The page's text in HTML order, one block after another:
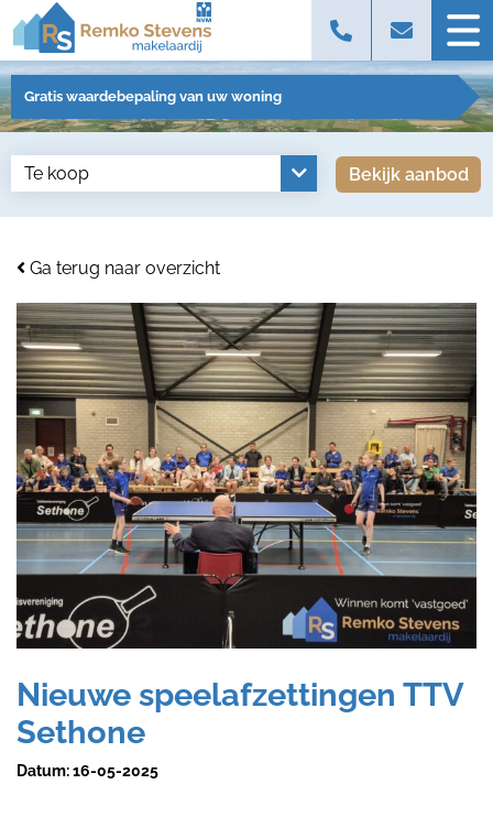
Gratis waardebepaling van uw woning
Bekijk aanbod
Ga terug naar overzicht
Nieuwe speelafzettingen TTV
Sethone
Datum:16-05-2025